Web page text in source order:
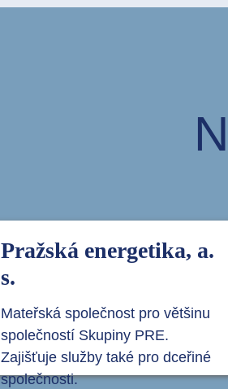
Pražská energetika, a.
s.
Mateřská společnost pro většinu
společností Skupiny PRE.
Zajišťuje služby také pro dceřiné
společnosti.